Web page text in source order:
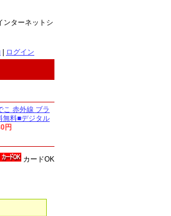
ンターネットシ
ログイン
こ 赤外線 ブラ
無料■デジタル
円
カードOK